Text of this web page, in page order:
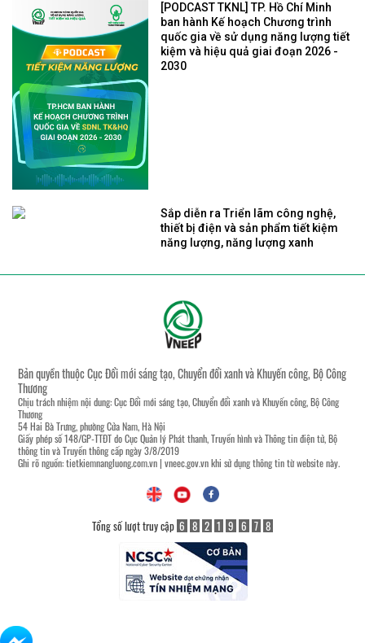
[PODCAST TKNL] TP. Hồ Chí Minh
ban hành Kế hoạch Chương trình
quốc gia về sử dụng năng lượng tiết
kiệm và hiệu quả giai đoạn 2026 -
2030
Sắp diễn ra Triển lãm công nghệ,
thiết bị điện và sản phẩm tiết kiệm
năng lượng, năng lượng xanh
Bản quyền thuộc Cục Đổi mới sáng tạo, Chuyển đổi xanh và Khuyến công, Bộ Công
Thương
Chịu trách nhiệm nội dung: Cục Đổi mới sáng tạo, Chuyển đổi xanh và Khuyến công, Bộ Công
Thương
54 Hai Bà Trưng, phường Cửa Nam, Hà Nội
Giấy phép số 148/GP-TTĐT do Cục Quản lý Phát thanh, Truyền hình và Thông tin điện tử, Bộ
thông tin và Truyền thông cấp ngày 3/8/2019
Ghi rõ nguồn:tietkiemnangluong.com.vn| vneec.gov.vnkhi sử dụng thông tin từ website này.
Tổng số lượt truy cập 6 8 2 1 9 6 7 8